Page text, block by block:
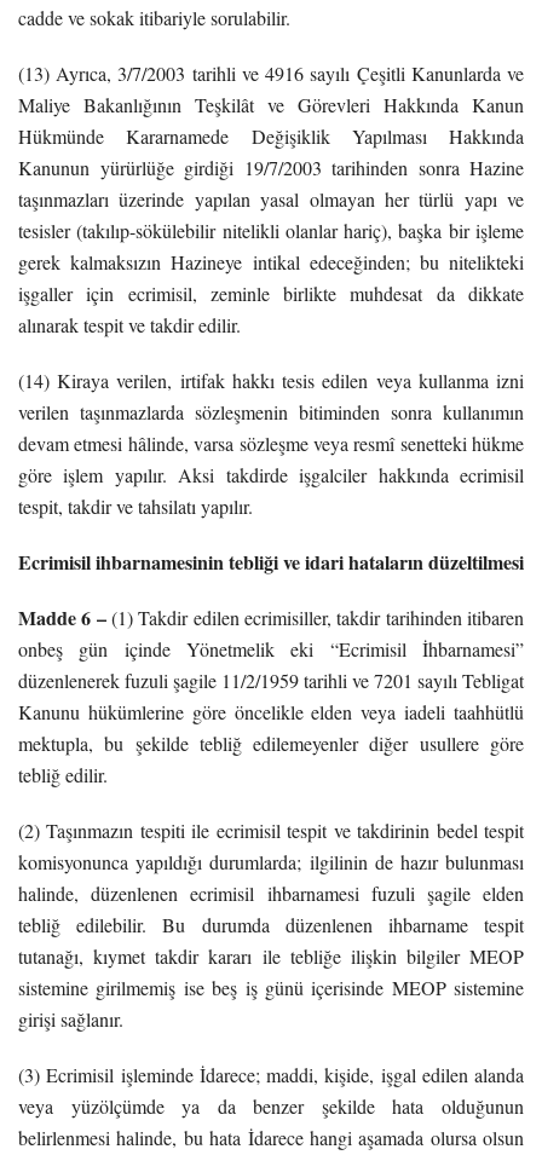
cadde ve sokak itibariyle sorulabilir.
(13) Ayrıca, 3/7/2003 tarihli ve 4916 sayılı Çeşitli Kanunlarda ve
Maliye Bakanlığının Teşkilât ve Görevleri Hakkında Kanun
Hükmünde Kararnamede Değişiklik Yapılması Hakkında
Kanunun yürürlüğe girdiği 19/7/2003 tarihinden sonra Hazine
taşınmazları üzerinde yapılan yasal olmayan her türlü yapı ve
tesisler (takılıp-sökülebilir nitelikli olanlar hariç), başka bir işleme
gerek kalmaksızın Hazineye intikal edeceğinden; bu nitelikteki
işgaller için ecrimisil, zeminle birlikte muhdesat da dikkate
alınarak tespit ve takdir edilir.
(14) Kiraya verilen, irtifak hakkı tesis edilen veya kullanma izni
verilen taşınmazlarda sözleşmenin bitiminden sonra kullanımın
devam etmesi hâlinde, varsa sözleşme veya resmî senetteki hükme
göre işlem yapılır. Aksi takdirde işgalciler hakkında ecrimisil
tespit, takdir ve tahsilatı yapılır.
Ecrimisil ihbarnamesinin tebliği ve idari hataların düzeltilmesi
Madde 6 –(1) Takdir edilen ecrimisiller, takdir tarihinden itibaren
onbeş gün içinde Yönetmelik eki “Ecrimisil İhbarnamesi”
düzenlenerek fuzuli şagile 11/2/1959 tarihli ve 7201 sayılı Tebligat
Kanunu hükümlerine göre öncelikle elden veya iadeli taahhütlü
mektupla, bu şekilde tebliğ edilemeyenler diğer usullere göre
tebliğ edilir.
(2) Taşınmazın tespiti ile ecrimisil tespit ve takdirinin bedel tespit
komisyonunca yapıldığı durumlarda; ilgilinin de hazır bulunması
halinde, düzenlenen ecrimisil ihbarnamesi fuzuli şagile elden
tebliğ edilebilir. Bu durumda düzenlenen ihbarname tespit
tutanağı, kıymet takdir kararı ile tebliğe ilişkin bilgiler MEOP
sistemine girilmemiş ise beş iş günü içerisinde MEOP sistemine
girişi sağlanır.
(3) Ecrimisil işleminde İdarece; maddi, kişide, işgal edilen alanda
veya yüzölçümde ya da benzer şekilde hata olduğunun
belirlenmesi halinde, bu hata İdarece hangi aşamada olursa olsun